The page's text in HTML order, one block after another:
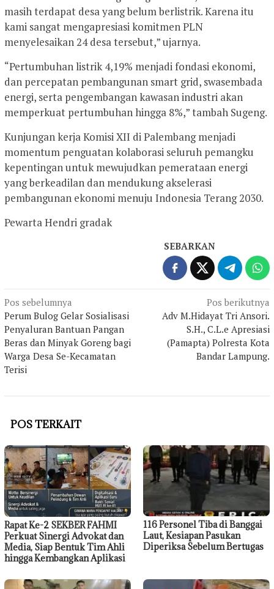
masih terdapat desa yang belum berlistrik. Karena itu
kami sangat mengapresiasi komitmen PLN
menyelesaikan 24 desa tersebut,” ujarnya.
“Pertumbuhan listrik 4,19% menjadi fondasi ekonomi,
dan percepatan pembangunan smart grid, swasembada
energi, serta pengembangan kawasan industri akan
memperkuat pertumbuhan hingga 8%,” tambah Sugeng.
Kunjungan kerja Komisi XII di Palembang menjadi
momentum penguatan kolaborasi seluruh pemangku
kepentingan untuk mewujudkan pemerataan energi
yang berkeadilan dan mendukung akselerasi
pembangunan ekonomi menuju Indonesia Terang 2030.
Pewarta Hendri gradak
SEBARKAN
Navigasi
pos
Pos sebelumnya
Perum Bulog Gelar Sosialisasi
Penyaluran Bantuan Pangan
Beras dan Minyak Goreng bagi
Warga Desa Se-Kecamatan
Terisi
Pos berikutnya
Adv M.Hidayat Tri Ansori.
S.H., C.L.e Apresiasi
(Pamapta) Polresta Kota
Bandar Lampung.
POS TERKAIT
Rapat Ke-2 SEKBER FAHMI
Perkuat Sinergi Advokat dan
Media, Siap Bentuk Tim Ahli
hingga Kembangkan Aplikasi
116 Personel Tiba di Banggai
Laut, Kesiapan Pasukan
Diperiksa Sebelum Bertugas